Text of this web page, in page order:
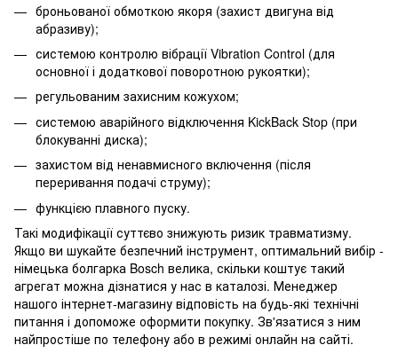
броньованої обмоткою якоря (захист двигуна від
абразиву);
системою контролю вібрації Vibration Control (для
основної і додаткової поворотною рукоятки);
регульованим захисним кожухом;
системою аварійного відключення KickBack Stop (при
блокуванні диска);
захистом від ненавмисного включення (після
переривання подачі струму);
функцією плавного пуску.
Такі модифікації суттєво знижують ризик травматизму.
Якщо ви шукайте безпечний інструмент, оптимальний вибір -
німецька болгарка Bosch велика, скільки коштує такий
агрегат можна дізнатися у нас в каталозі. Менеджер
нашого інтернет-магазину відповість на будь-які технічні
питання і допоможе оформити покупку. Зв'язатися з ним
найпростіше по телефону або в режимі онлайн на сайті.